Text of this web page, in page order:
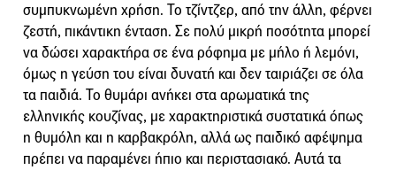
συμπυκνωμένη χρήση. Το τζίντζερ, από την άλλη, φέρνει
ζεστή, πικάντικη ένταση. Σε πολύ μικρή ποσότητα μπορεί
να δώσει χαρακτήρα σε ένα ρόφημα με μήλο ή λεμόνι,
όμως η γεύση του είναι δυνατή και δεν ταιριάζει σε όλα
τα παιδιά. Το θυμάρι ανήκει στα αρωματικά της
ελληνικής κουζίνας, με χαρακτηριστικά συστατικά όπως
η θυμόλη και η καρβακρόλη, αλλά ως παιδικό αφέψημα
πρέπει να παραμένει ήπιο και περιστασιακό. Αυτά τα